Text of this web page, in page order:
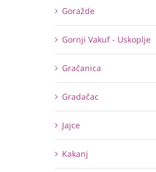
Goražde
Gornji Vakuf - Uskoplje
Gračanica
Gradačac
Jajce
Kakanj